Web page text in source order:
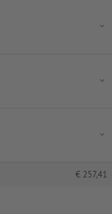
€ 257,41